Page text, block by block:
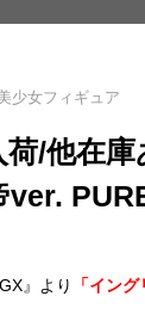
少女フィギュア
荷/他在
ver.
』より 「イン